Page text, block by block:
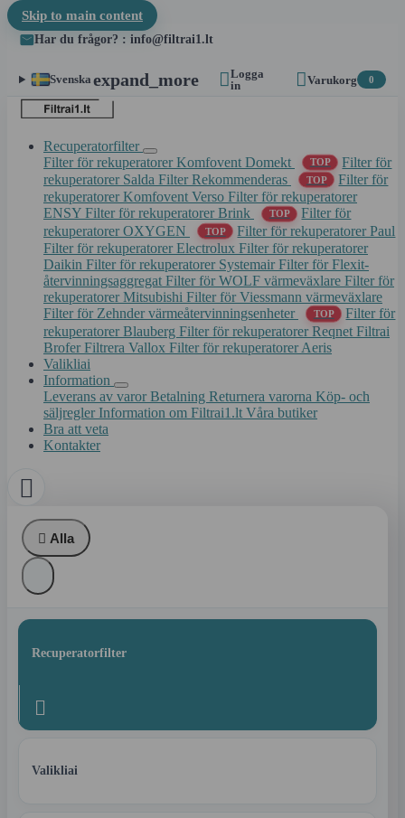
Skip to main content
Har du frågor? : info@filtrai1.lt
Svenska expand_more Logga
in
Varukorg 0
Recuperatorfilter
Filter för rekuperatorer Komfovent Domekt
TOP
Filter för
rekuperatorer Salda Filter Rekommenderas TOP
Filter för
rekuperatorer Komfovent Verso Filter för rekuperatorer
ENSY Filter för rekuperatorer Brink TOP
Filter för
rekuperatorer OXYGEN
TOP
Filter för rekuperatorer Paul
Filter för rekuperatorer Electrolux Filter för rekuperatorer
Daikin Filter för rekuperatorer Systemair Filter för Flexit-
återvinningsaggregat Filter för WOLF värmeväxlare Filter för
rekuperatorer Mitsubishi Filter för Viessmann värmeväxlare
Filter för Zehnder värmeåtervinningsenheter
TOP
Filter för
rekuperatorer Blauberg Filter för rekuperatorer Reqnet Filtrai
Brofer Filtrera Vallox Filter för rekuperatorer Aeris
Valikliai
Information
Leverans av varor Betalning Returnera varorna Köp- och
säljregler Information om Filtrai1.lt Våra butiker
Bra att veta
Kontakter

 Alla
Recuperatorfilter

Valikliai